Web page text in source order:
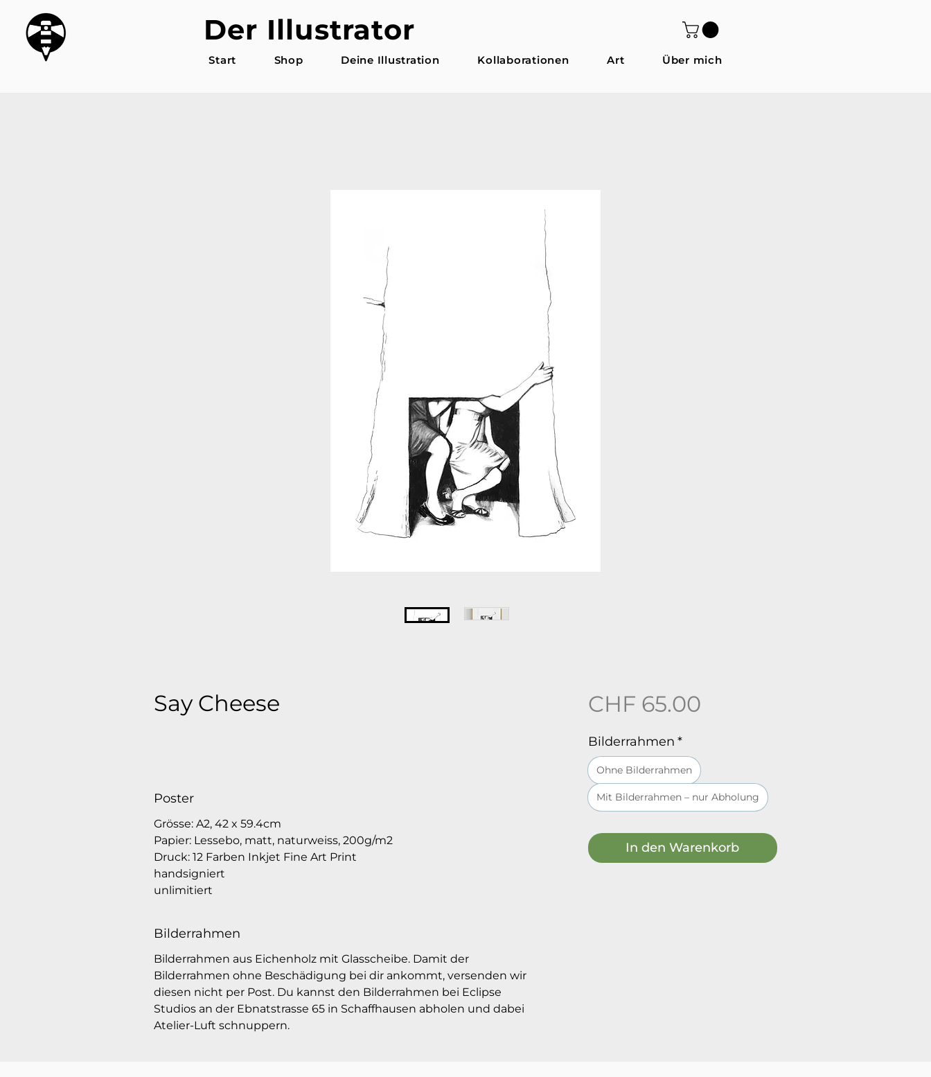
Der Illustrator
Start Shop Deine Illustration Kollaborationen Art Über mich
Say Cheese
Poster
Grösse: A2, 42 x 59.4cm
Papier: Lessebo, matt, naturweiss, 200g/m2
Druck: 12 Farben Inkjet Fine Art Print
handsigniert
unlimitiert
Bilderrahmen
Bilderrahmen aus Eichenholz mit Glasscheibe. Damit der
Bilderrahmen ohne Beschädigung bei dir ankommt, versenden wir
diesen nicht per Post. Du kannst den Bilderrahmen bei Eclipse
Studios an der Ebnatstrasse 65 in Schaffhausen abholen und dabei
Atelier-Luft schnuppern.
CHF 65.00Preis
Bilderrahmen *
Ohne Bilderrahmen
Mit Bilderrahmen – nur Abholung
In den Warenkorb